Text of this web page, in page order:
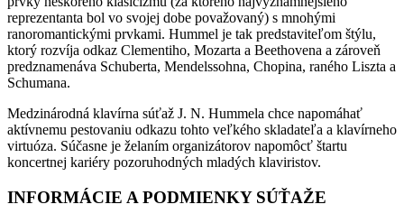
reprezentanta bol vo svojej dobe považovaný) s mnohými
ranoromantickými prvkami. Hummel je tak predstaviteľom štýlu,
ktorý rozvíja odkaz Clementiho, Mozarta a Beethovena a zároveň
predznamenáva Schuberta, Mendelssohna, Chopina, raného Liszta a
Schumana.
Medzinárodná klavírna súťaž J. N. Hummela chce napomáhať
aktívnemu pestovaniu odkazu tohto veľkého skladateľa a klavírneho
virtuóza. Súčasne je želaním organizátorov napomôcť štartu
koncertnej kariéry pozoruhodných mladých klaviristov.
INFORMÁCIE A PODMIENKY SÚŤAŽE